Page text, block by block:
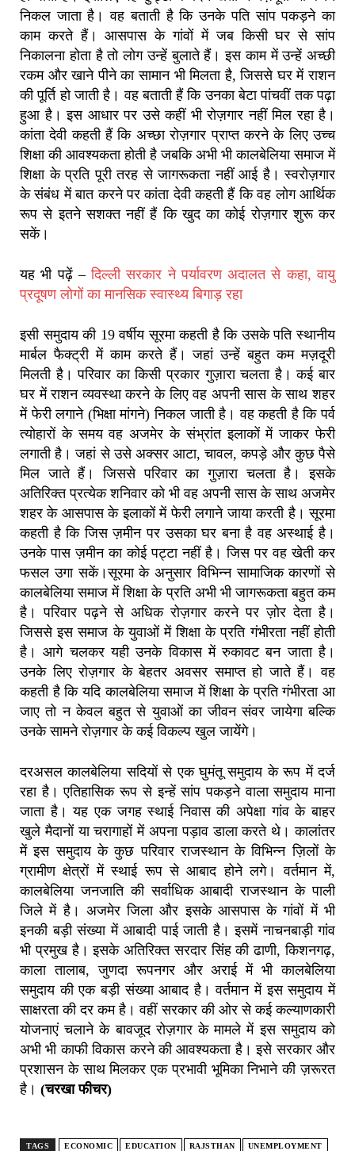
निकल जाता है। वह बताती है कि उनके पति सांप पकड़ने का
काम करते हैं। आसपास के गांवों में जब किसी घर से सांप
निकालना होता है तो लोग उन्हें बुलाते हैं। इस काम में उन्हें अच्छी
रकम और खाने पीने का सामान भी मिलता है, जिससे घर में राशन
की पूर्ति हो जाती है। वह बताती हैं कि उनका बेटा पांचवीं तक पढ़ा
हुआ है। इस आधार पर उसे कहीं भी रोज़गार नहीं मिल रहा है।
कांता देवी कहती हैं कि अच्छा रोज़गार प्राप्त करने के लिए उच्च
शिक्षा की आवश्यकता होती है जबकि अभी भी कालबेलिया समाज में
शिक्षा के प्रति पूरी तरह से जागरूकता नहीं आई है। स्वरोज़गार
के संबंध में बात करने पर कांता देवी कहती हैं कि वह लोग आर्थिक
रूप से इतने सशक्त नहीं हैं कि खुद का कोई रोज़गार शुरू कर
सकें।
यह भी पढ़ें –दिल्ली सरकार ने पर्यावरण अदालत से कहा, वायु
प्रदूषण लोगों का मानसिक स्वास्थ्य बिगाड़ रहा
इसी समुदाय की 19 वर्षीय सूरमा कहती है कि उसके पति स्थानीय
मार्बल फैक्ट्री में काम करते हैं। जहां उन्हें बहुत कम मज़दूरी
मिलती है। परिवार का किसी प्रकार गुज़ारा चलता है। कई बार
घर में राशन व्यवस्था करने के लिए वह अपनी सास के साथ शहर
में फेरी लगाने (भिक्षा मांगने) निकल जाती है। वह कहती है कि पर्व
त्योहारों के समय वह अजमेर के संभ्रांत इलाकों में जाकर फेरी
लगाती है। जहां से उसे अक्सर आटा, चावल, कपड़े और कुछ पैसे
मिल जाते हैं। जिससे परिवार का गुज़ारा चलता है। इसके
अतिरिक्त प्रत्येक शनिवार को भी वह अपनी सास के साथ अजमेर
शहर के आसपास के इलाकों में फेरी लगाने जाया करती है। सूरमा
कहती है कि जिस ज़मीन पर उसका घर बना है वह अस्थाई है।
उनके पास ज़मीन का कोई पट्टा नहीं है। जिस पर वह खेती कर
फसल उगा सकें।सूरमा के अनुसार विभिन्न सामाजिक कारणों से
कालबेलिया समाज में शिक्षा के प्रति अभी भी जागरूकता बहुत कम
है। परिवार पढ़ने से अधिक रोज़गार करने पर ज़ोर देता है।
जिससे इस समाज के युवाओं में शिक्षा के प्रति गंभीरता नहीं होती
है। आगे चलकर यही उनके विकास में रुकावट बन जाता है।
उनके लिए रोज़गार के बेहतर अवसर समाप्त हो जाते हैं। वह
कहती है कि यदि कालबेलिया समाज में शिक्षा के प्रति गंभीरता आ
जाए तो न केवल बहुत से युवाओं का जीवन संवर जायेगा बल्कि
उनके सामने रोज़गार के कई विकल्प खुल जायेंगे।
दरअसल कालबेलिया सदियों से एक घुमंतू समुदाय के रूप में दर्ज
रहा है। एतिहासिक रूप से इन्हें सांप पकड़ने वाला समुदाय माना
जाता है। यह एक जगह स्थाई निवास की अपेक्षा गांव के बाहर
खुले मैदानों या चरागाहों में अपना पड़ाव डाला करते थे। कालांतर
में इस समुदाय के कुछ परिवार राजस्थान के विभिन्न ज़िलों के
ग्रामीण क्षेत्रों में स्थाई रूप से आबाद होने लगे। वर्तमान में,
कालबेलिया जनजाति की सर्वाधिक आबादी राजस्थान के पाली
जिले में है। अजमेर जिला और इसके आसपास के गांवों में भी
इनकी बड़ी संख्या में आबादी पाई जाती है। इसमें नाचनबाड़ी गांव
भी प्रमुख है। इसके अतिरिक्त सरदार सिंह की ढाणी, किशनगढ़,
काला तालाब, जुणदा रूपनगर और अराई में भी कालबेलिया
समुदाय की एक बड़ी संख्या आबाद है। वर्तमान में इस समुदाय में
साक्षरता की दर कम है। वहीं सरकार की ओर से कई कल्याणकारी
योजनाएं चलाने के बावजूद रोज़गार के मामले में इस समुदाय को
अभी भी काफी विकास करने की आवश्यकता है। इसे सरकार और
प्रशासन के साथ मिलकर एक प्रभावी भूमिका निभाने की ज़रूरत
है। (चरखा फीचर)
TAGS ECONOMIC EDUCATION RAJSTHAN UNEMPLOYMENT